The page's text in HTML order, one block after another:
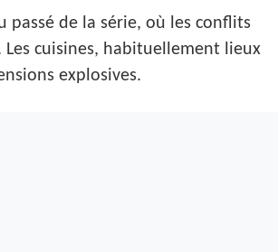
passé de la série, où les conflits
cuisines, habituellement lieux
explosives.